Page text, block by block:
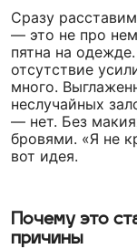
Сразу
— это не про
пятна на
отсутствие
много.
неслучайных
— нет. Без
бровями. «Я не
вот идея.
Почему это
причины